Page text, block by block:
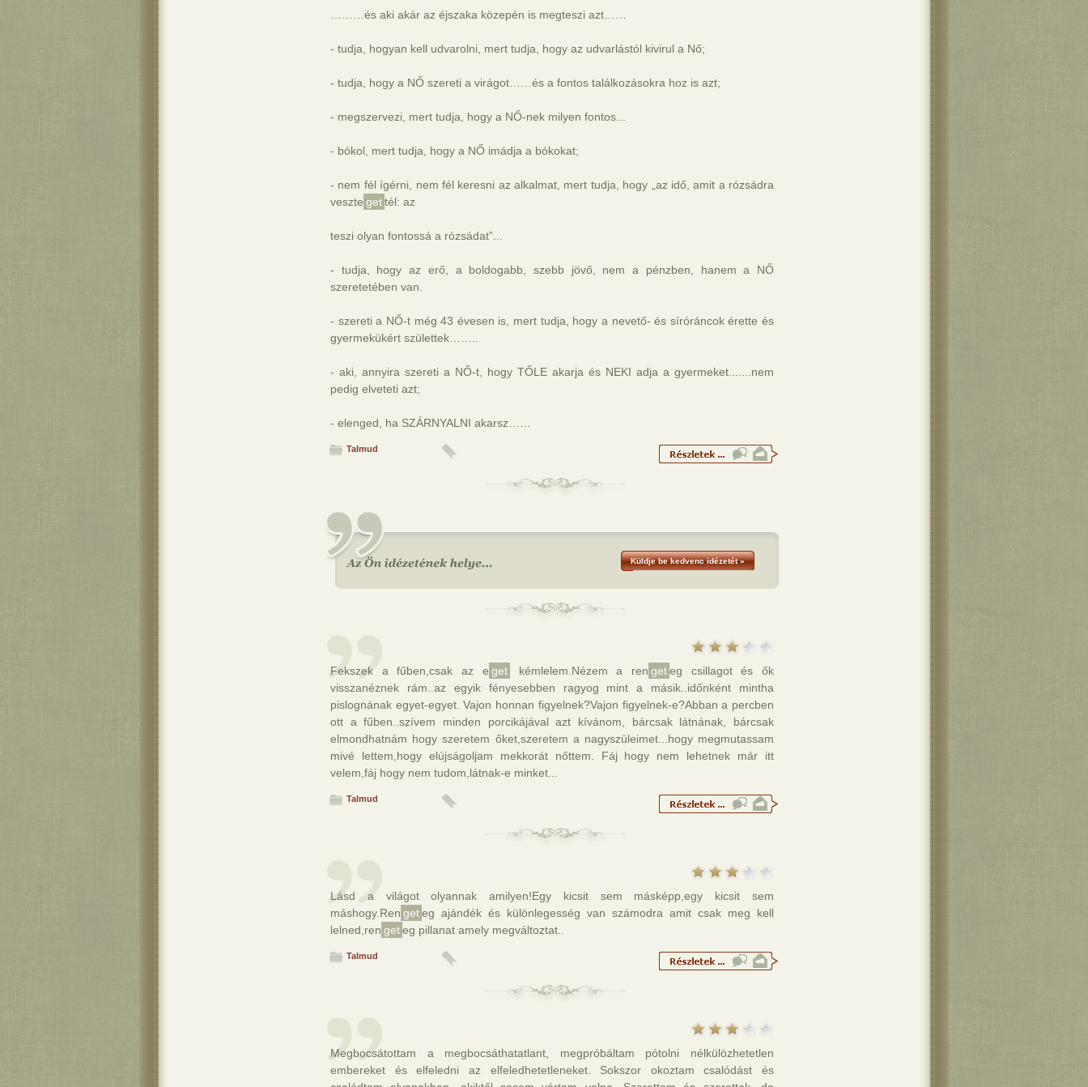
………és aki akár az éjszaka közepén is megteszi azt……
- tudja, hogyan kell udvarolni, mert tudja, hogy az udvarlástól kivirul a Nő;
- tudja, hogy a NŐ szereti a virágot……és a fontos találkozásokra hoz is azt;
- megszervezi, mert tudja, hogy a NŐ-nek milyen fontos...
- bókol, mert tudja, hogy a NŐ imádja a bókokat;
- nem fél ígérni, nem fél keresni az alkalmat, mert tudja, hogy „az idő, amit a rózsádra
veszte gettél: az
teszi olyan fontossá a rózsádat”...
- tudja, hogy az erő, a boldogabb, szebb jövő, nem a pénzben, hanem a NŐ
szeretetében van.
- szereti a NŐ-t még 43 évesen is, mert tudja, hogy a nevető- és síróráncok érette és
gyermekükért születtek……..
- aki, annyira szereti a NŐ-t, hogy TŐLE akarja és NEKI adja a gyermeket.......nem
pedig elveteti azt;
- elenged, ha SZÁRNYALNI akarsz……
Talmud
Küldje be kedvenc idézetét »
Fekszek a fűben,csak az e get kémlelem.Nézem a ren geteg csillagot és ők
visszanéznek rám..az egyik fényesebben ragyog mint a másik..időnként mintha
pislognának egyet-egyet. Vajon honnan figyelnek?Vajon figyelnek-e?Abban a percben
ott a fűben..szívem minden porcikájával azt kívánom, bárcsak látnának, bárcsak
elmondhatnám hogy szeretem őket,szeretem a nagyszüleimet...hogy megmutassam
mivé lettem,hogy elújságoljam mekkorát nőttem. Fáj hogy nem lehetnek már itt
velem,fáj hogy nem tudom,látnak-e minket...
Talmud
Lásd a világot olyannak amilyen!Egy kicsit sem másképp,egy kicsit sem
máshogy.Ren geteg ajándék és különlegesség van számodra amit csak meg kell
lelned,ren geteg pillanat amely megváltoztat..
Talmud
Megbocsátottam a megbocsáthatatlant, megpróbáltam pótolni nélkülözhetetlen
embereket és elfeledni az elfeledhetetleneket. Sokszor okoztam csalódást és